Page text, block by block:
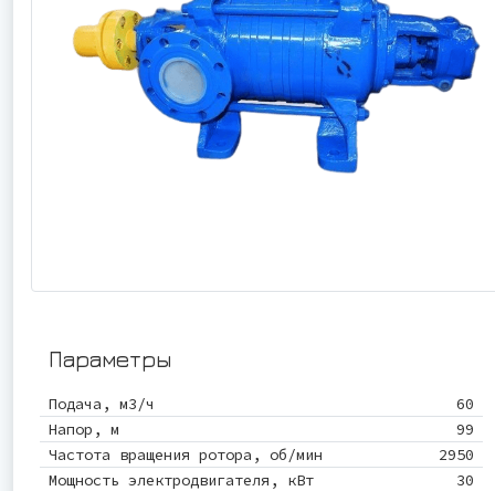
Параметры
Подача, м3/ч
60
Напор, м
99
Частота вращения ротора, об/мин
2950
Мощность электродвигателя, кВт
30